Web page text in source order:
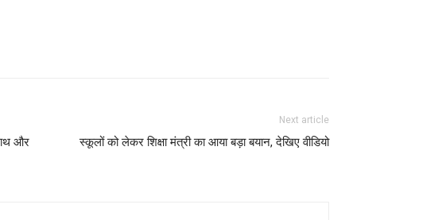
और
Next article
स्कूलों को लेकर शिक्षा मंत्री का आया बड़ा बयान, देखिए वीडियो